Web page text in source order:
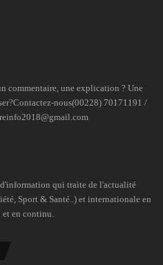
commentaire, une explication ? Une
nous(00228) 70171191 /
qui traite de l'actualité
Sport & Santé..) et internationale en
et en continu.